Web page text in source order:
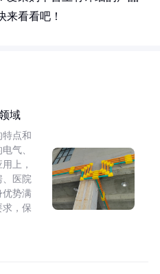
来看看吧！
域
点和
气、
上，
、医院
优势满
求，保